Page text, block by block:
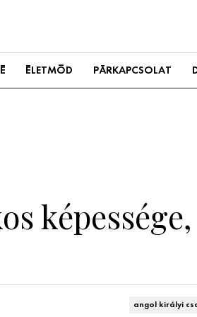
ÉLETMÓD PÁRKAPCSOLAT
angol királyi